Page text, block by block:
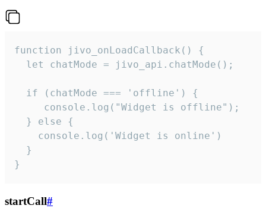
function jivo_onLoadCallback() {
  let chatMode = jivo_api.chatMode();
  if (chatMode === 'offline') {
     console.log("Widget is offline");
  } else {
    console.log('Widget is online')
  }
}
startCall#